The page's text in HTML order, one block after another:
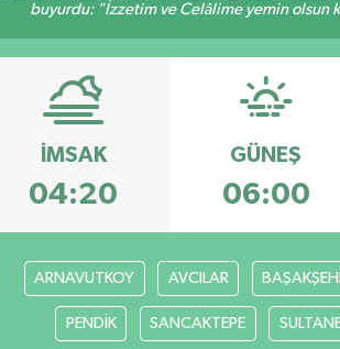
buyurdu: "İzzetim ve Celâlime yemin olsun
İMSAK
04:20
GÜNEŞ
06:00
ARNAVUTKOY AVCILAR
PENDİK SANCAKTEPE